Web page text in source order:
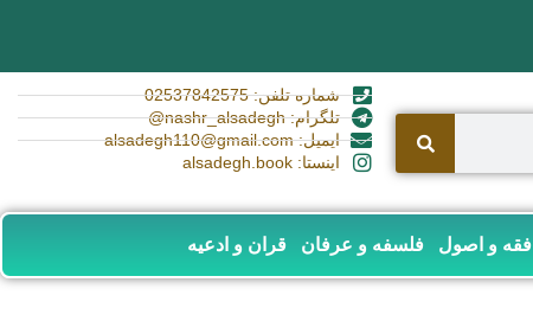
شماره تلفن: 02537842575
تلگرام: nashr_alsadegh@
ایمیل: alsadegh110@gmail.com
اینستا: alsadegh.book
فقه و اصول فلسفه و عرفان قران و ادعیه